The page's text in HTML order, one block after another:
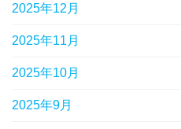
2025年12月
2025年11月
2025年10月
2025年9月